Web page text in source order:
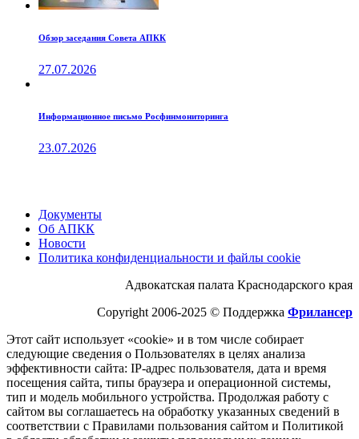
Обзор заседания Совета АПКК
27.07.2026
Информационное письмо Росфинмониторинга
23.07.2026
Документы
Об АПКК
Новости
Политика конфиденциальности и файлы cookie
Адвокатская палата Краснодарского края
Copyright 2006-2025 © Поддержка Фрилансер
Этот cайт использует «cookie» и в том числе собирает
следующие сведения о Пользователях в целях анализа
эффективности cайта: IP-адрес пользователя, дата и время
посещения cайта, типы браузера и операционной системы,
тип и модель мобильного устройства. Продолжая работу с
cайтом вы соглашаетесь на обработку указанных сведений в
соответствии с Правилами пользования cайтом и Политикой